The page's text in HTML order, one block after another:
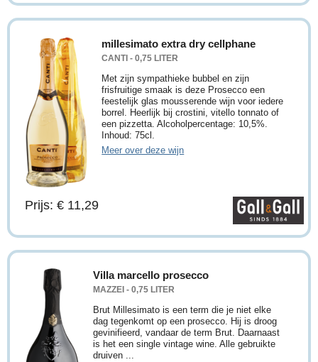
millesimato extra dry cellphane
CANTI - 0,75 LITER
Met zijn sympathieke bubbel en zijn
frisfruitige smaak is deze Prosecco een
feestelijk glas mousserende wijn voor iedere
borrel. Heerlijk bij crostini, vitello tonnato of
een pizzetta. Alcoholpercentage: 10,5%.
Inhoud: 75cl.
Meer over deze wijn
Prijs: € 11,29
Villa marcello prosecco
MAZZEI - 0,75 LITER
Brut Millesimato is een term die je niet elke
dag tegenkomt op een prosecco. Hij is droog
gevinifieerd, vandaar de term Brut. Daarnaast
is het een single vintage wine. Alle gebruikte
druiven ...